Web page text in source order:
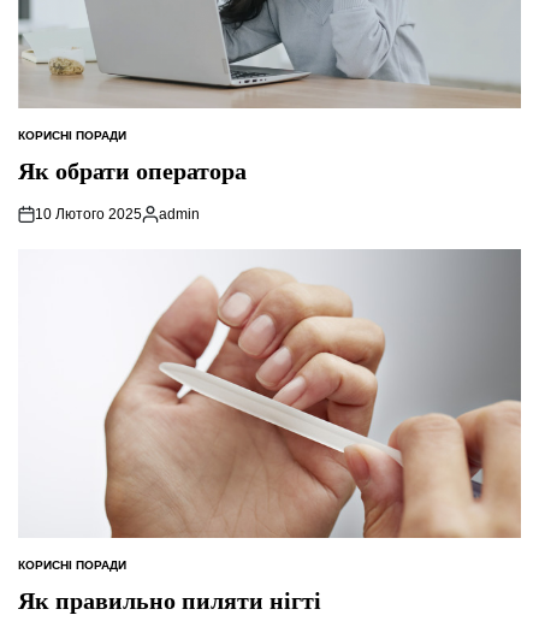
ОПУБЛІКУВАТИ
КОРИСНІ ПОРАДИ
Як обрати оператора
10 Лютого 2025
Опубліковано
admin
ОПУБЛІКУВАТИ
КОРИСНІ ПОРАДИ
Як правильно пиляти нігті